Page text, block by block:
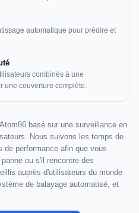
automatique pour prédire et
combinés à une
une couverture complète.
basé sur une surveillance en
Nous suivons les temps de
de performance afin que vous
ou s'il rencontre des
auprès d'utilisateurs du monde
de balayage automatisé, et